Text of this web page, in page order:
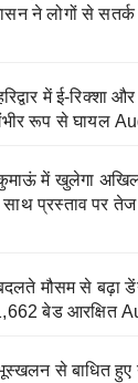
ने लोगों से
में ई-रिक्शा
रूप से घायल
में खुलेगा अखिल
प्रस्ताव पर तेज
मौसम से बढ़ा
बेड आरक्षित
से बाधित हुए